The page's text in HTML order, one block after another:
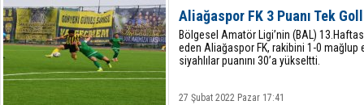
Aliağaspor FK 3 Puanı Tek
Bölgesel Amatör Ligi’nin (BAL)
eden Aliağaspor FK, rakibini 1-0 mağlup
siyahlılar puanını 30’a yükseltti.
27 Şubat 2022 Pazar 17:41